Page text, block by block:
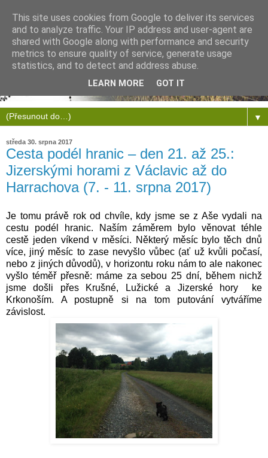
▼
středa 30. srpna 2017
Cesta podél hranic – den 21. až 25.:
Jizerskými horami z Václavic až do
Harrachova (7. - 11. srpna 2017)
Je tomu právě rok od chvíle, kdy jsme se z Aše vydali na
cestu podél hranic. Naším záměrem bylo věnovat téhle
cestě jeden víkend v měsíci. Některý měsíc bylo těch dnů
více, jiný měsíc to zase nevyšlo vůbec (ať už kvůli počasí,
nebo z jiných důvodů), v horizontu roku nám to ale nakonec
vyšlo téměř přesně: máme za sebou 25 dní, během nichž
jsme došli přes Krušné, Lužické a Jizerské hory ke
Krkonoším. A postupně si na tom putování vytváříme
závislost.
This site uses cookies from Google to deliver its services
and to analyze traffic. Your IP address and user-agent are
shared with Google along with performance and security
metrics to ensure quality of service, generate usage
statistics, and to detect and address abuse.
LEARN MORE GOT IT